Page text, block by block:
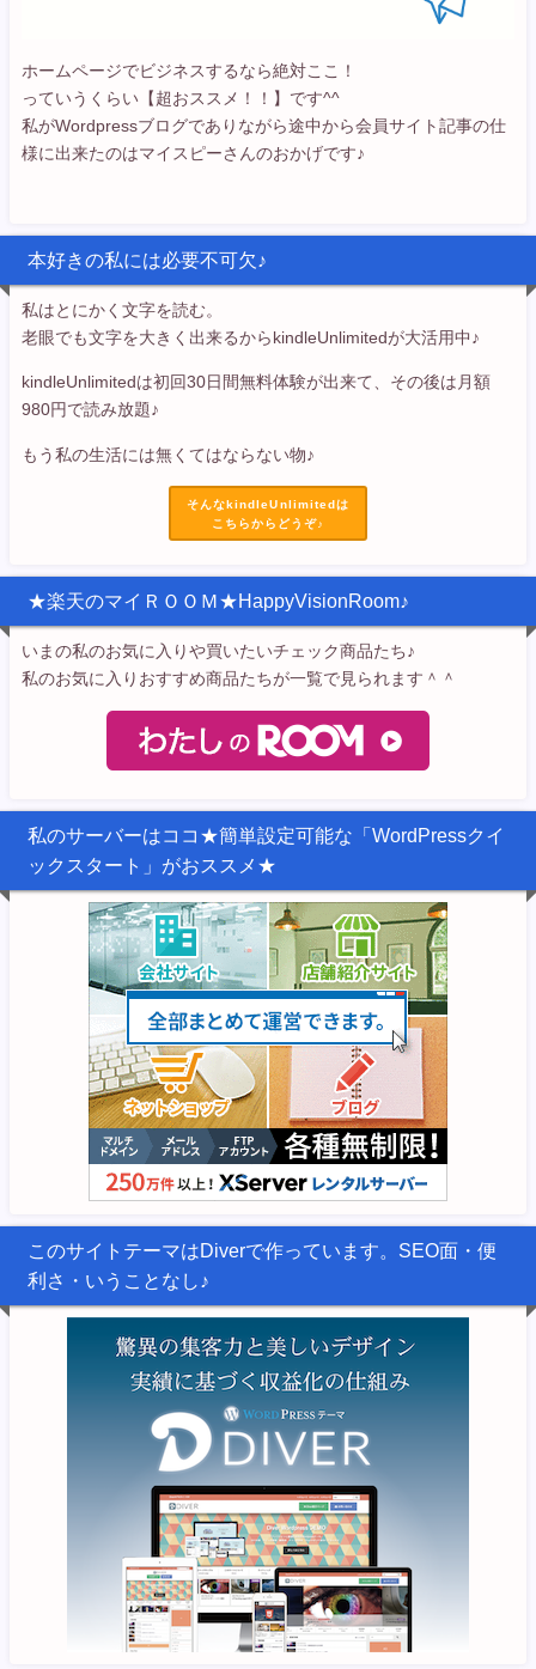
ホームページでビジネスするなら絶対ここ！
っていうくらい【超おススメ！！】です^^
私がWordpressブログでありながら途中から会員サイト記事の仕
様に出来たのはマイスピーさんのおかげです♪
本好きの私には必要不可欠♪
私はとにかく文字を読む。
老眼でも文字を大きく出来るからkindleUnlimitedが大活用中♪
kindleUnlimitedは初回30日間無料体験が出来て、その後は月額
980円で読み放題♪
もう私の生活には無くてはならない物♪
そんなkindleUnlimitedは
こちらからどうぞ♪
★楽天のマイＲＯＯＭ★HappyVisionRoom♪
いまの私のお気に入りや買いたいチェック商品たち♪
私のお気に入りおすすめ商品たちが一覧で見られます＾＾
私のサーバーはココ★簡単設定可能な「WordPressクイ
ックスタート」がおススメ★
このサイトテーマはDiverで作っています。SEO面・便
利さ・いうことなし♪